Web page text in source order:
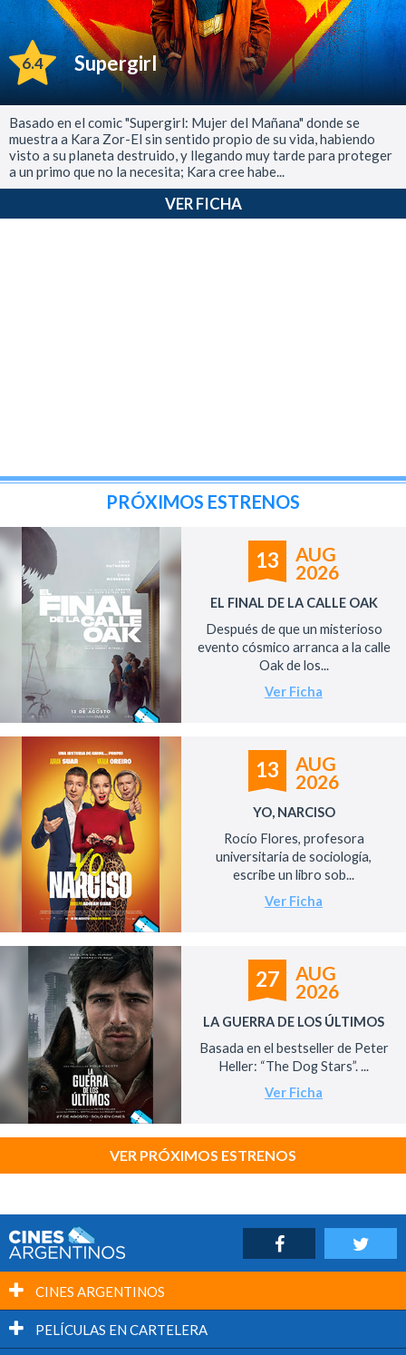
6.4 Supergirl
Basado en el comic "Supergirl: Mujer del Mañana" donde se
muestra a Kara Zor-El sin sentido propio de su vida, habiendo
visto a su planeta destruido, y llegando muy tarde para proteger
a un primo que no la necesita; Kara cree habe...
VER FICHA
PRÓXIMOS ESTRENOS
13
AUG
2026
EL FINAL DE LA CALLE OAK
Después de que un misterioso
evento cósmico arranca a la calle
Oak de los...
Ver Ficha
13
AUG
2026
YO, NARCISO
Rocío Flores, profesora
universitaria de sociología,
escribe un libro sob...
Ver Ficha
27
AUG
2026
LA GUERRA DE LOS ÚLTIMOS
Basada en el bestseller de Peter
Heller: “The Dog Stars”. ...
Ver Ficha
VER PRÓXIMOS ESTRENOS
CINES ARGENTINOS
PELÍCULAS EN CARTELERA